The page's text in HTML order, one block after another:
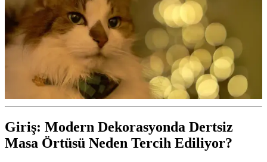
Giriş: Modern Dekorasyonda Dertsiz
Masa Örtüsü Neden Tercih Ediliyor?